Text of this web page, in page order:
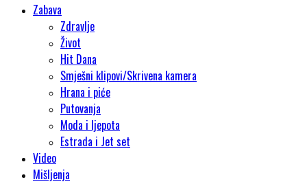
Zabava
Zdravlje
Život
Hit Dana
Smješni klipovi/Skrivena kamera
Hrana i piće
Putovanja
Moda i ljepota
Estrada i Jet set
Video
Mišljenja